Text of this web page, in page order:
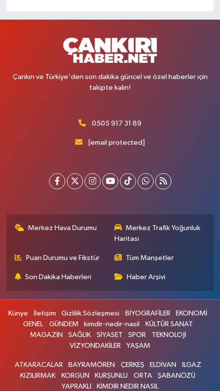
Çankırı ve Türkiye'den son dakika güncel ve özel haberler için
takipte kalın!
0505 917 31 89
[email protected]
Merkez Hava Durumu
Merkez Trafik Yoğunluk
Haritası
Puan Durumu ve Fikstür Tüm Manşetler
Son Dakika Haberleri Haber Arşivi
Künye İletişim Gizlilik Sözleşmesi BİYOGRAFİLER
EKONOMİ
GENEL
GÜNDEM kimdir-nedir-nasil
KÜLTÜR SANAT
MAGAZİN
SAĞLIK SİYASET SPOR
TEKNOLOJİ
VİZYONDAKİLER
YAŞAM
ATKARACALAR BAYRAMÖREN ÇERKEŞ ELDİVAN
ILGAZ
KIZILIRMAK
KORGUN KURŞUNLU ORTA
ŞABANÖZÜ
YAPRAKLI
KİMDİR NEDİR NASIL